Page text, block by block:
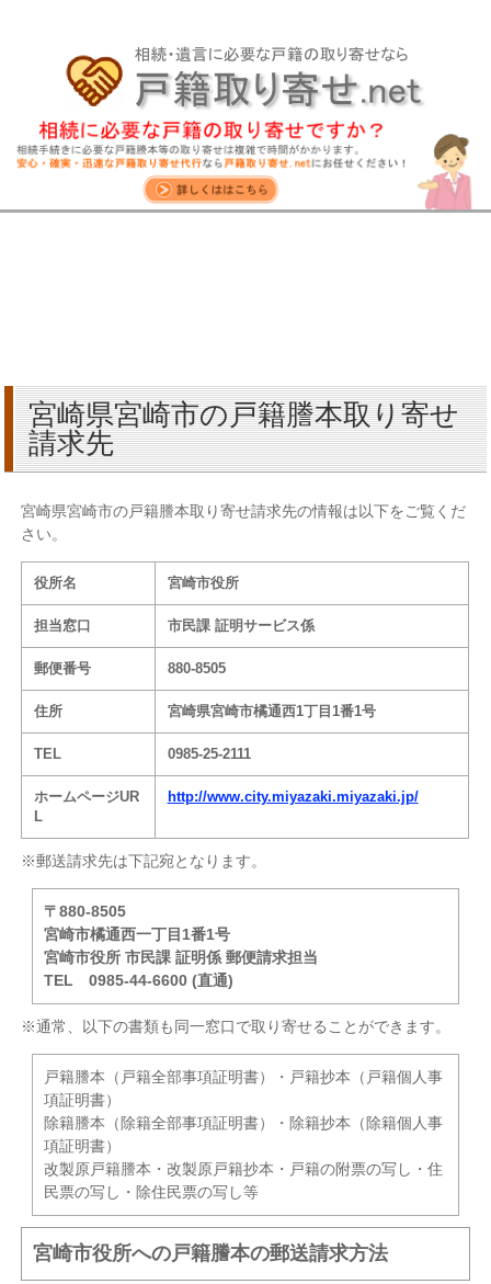
宮崎県宮崎市の戸籍謄本取り寄せ
請求先
宮崎県宮崎市の戸籍謄本取り寄せ請求先の情報は以下をご覧くだ
さい。
役所名 宮崎市役所
担当窓口 市民課 証明サービス係
郵便番号 880-8505
住所 宮崎県宮崎市橘通西1丁目1番1号
TEL 0985-25-2111
ホームページUR
L
http://www.city.miyazaki.miyazaki.jp/
※郵送請求先は下記宛となります。
〒880-8505
宮崎市橘通西一丁目1番1号
宮崎市役所 市民課 証明係 郵便請求担当
TEL0985-44-6600 (直通)
※通常、以下の書類も同一窓口で取り寄せることができます。
戸籍謄本（戸籍全部事項証明書）・戸籍抄本（戸籍個人事
項証明書）
除籍謄本（除籍全部事項証明書）・除籍抄本（除籍個人事
項証明書）
改製原戸籍謄本・改製原戸籍抄本・戸籍の附票の写し・住
民票の写し・除住民票の写し等
宮崎市役所への戸籍謄本の郵送請求方法